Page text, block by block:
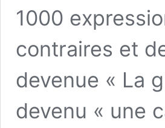
1000
contraires et
devenue « La
devenu « une